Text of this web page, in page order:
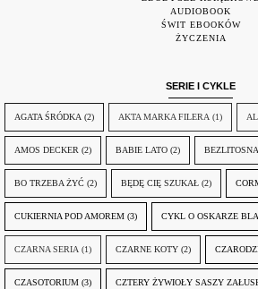
AUDIOBOOK
ŚWIT EBOOKÓW
ŻYCZENIA
SERIE I CYKLE
AGATA ŚRÓDKA (2) AKTA MARKA FILERA (1)
AMOS DECKER (2) BABIE LATO (2)
BO TRZEBA ŻYĆ (2) BĘDĘ CIĘ SZUKAŁ (2)
CUKIERNIA POD AMOREM (3) CYKL O OSKARZE
CZARNA SERIA (1) CZARNE KOTY (2)
CZASOTORIUM (3) CZTERY ŻYWIOŁY SASZY